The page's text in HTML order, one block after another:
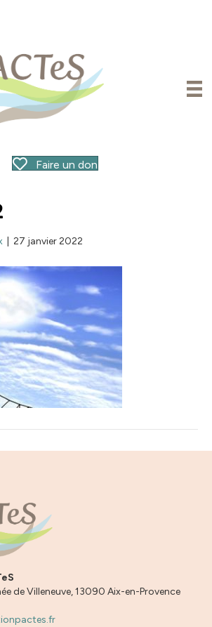
Faire un don
27 janvier 2022
de Villeneuve, 13090 Aix-en-Provence